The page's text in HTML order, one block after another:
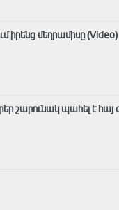
իրենց մեղրամիսը (Video)
շարունակ պահել է